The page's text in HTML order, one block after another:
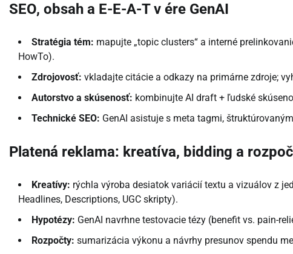
SEO, obsah a E-E-A-T v ére GenAI
Stratégia tém: mapujte „topic clusters“ a interné
HowTo).
Zdrojovosť: vkladajte citácie a odkazy na primárne zdroje;
Autorstvo a skúsenosť: kombinujte AI draft + ľudské
Technické SEO: GenAI asistuje s meta tagmi,
Platená reklama: kreatíva, bidding a
Kreatívy: rýchla výroba desiatok variácií textu a vizuálov z
Headlines, Descriptions, UGC skripty).
Hypotézy: GenAI navrhne testovacie tézy (benefit vs. pain-
Rozpočty: sumarizácia výkonu a návrhy presunov spendu